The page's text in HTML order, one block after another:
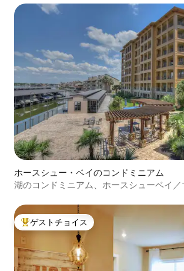
ホースシュー・ベイのコンドミニアム
湖のコンドミニアム、ホースシューベイ／
大好評のゲストチョイスです。
ゲストチョイス